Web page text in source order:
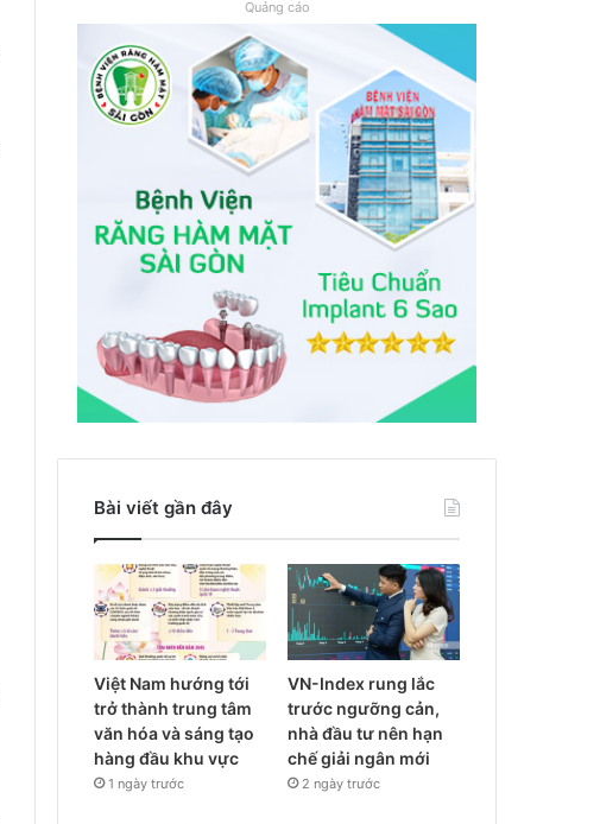
Quảng cáo
Bài viết gần đây
Việt Nam hướng tới
trở thành trung tâm
văn hóa và sáng tạo
hàng đầu khu vực
1 ngày trước
VN-Index rung lắc
trước ngưỡng cản,
nhà đầu tư nên hạn
chế giải ngân mới
2 ngày trước